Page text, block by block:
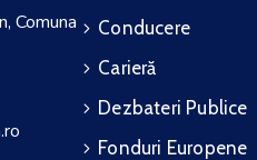
Comuna
Conducere
Carieră
Dezbateri Publice
Fonduri Europene